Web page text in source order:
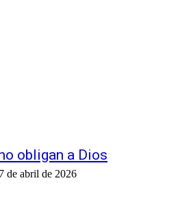
obligan a Dios
de abril de 2026